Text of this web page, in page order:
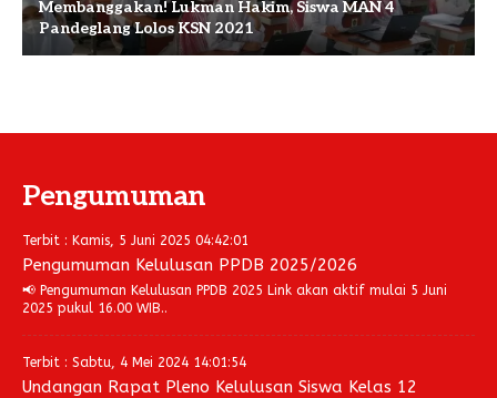
Membanggakan! Lukman Hakim, Siswa MAN 4
Pandeglang Lolos KSN 2021
Pengumuman
Terbit : Kamis, 5 Juni 2025 04:42:01
Pengumuman Kelulusan PPDB 2025/2026
📢 Pengumuman Kelulusan PPDB 2025 Link akan aktif mulai 5 Juni
2025 pukul 16.00 WIB..
Terbit : Sabtu, 4 Mei 2024 14:01:54
Undangan Rapat Pleno Kelulusan Siswa Kelas 12